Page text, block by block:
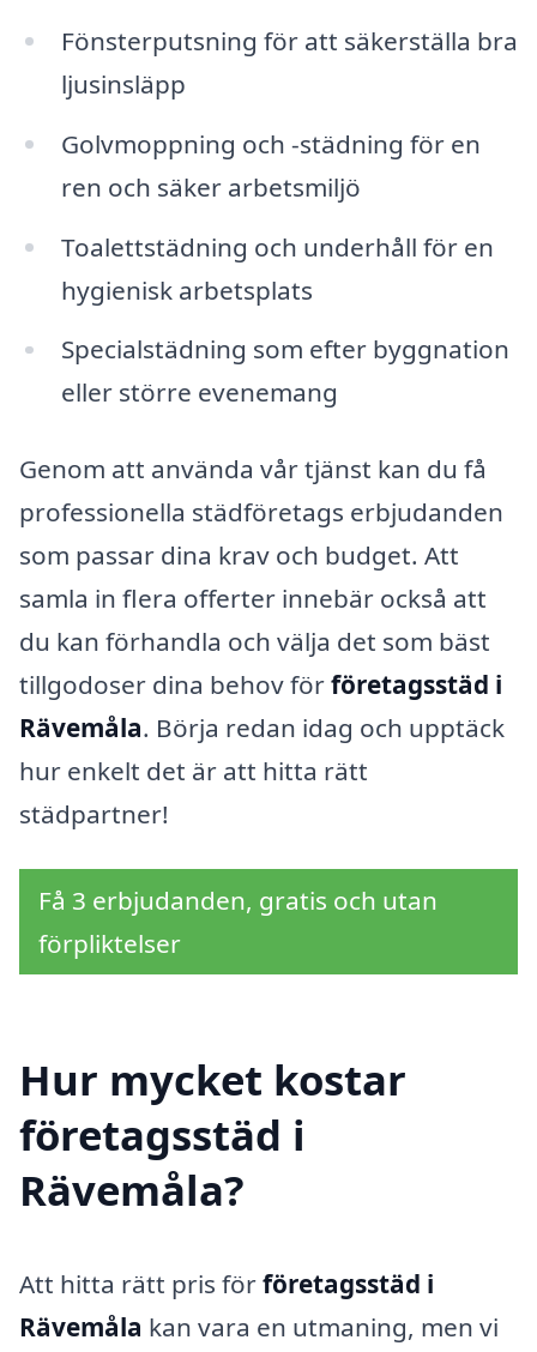
Fönsterputsning för att säkerställa bra
ljusinsläpp
Golvmoppning och -städning för en
ren och säker arbetsmiljö
Toalettstädning och underhåll för en
hygienisk arbetsplats
Specialstädning som efter byggnation
eller större evenemang
Genom att använda vår tjänst kan du få
professionella städföretags erbjudanden
som passar dina krav och budget. Att
samla in flera offerter innebär också att
du kan förhandla och välja det som bäst
tillgodoser dina behov förföretagsstäd i
Rävemåla. Börja redan idag och upptäck
hur enkelt det är att hitta rätt
städpartner!
Få 3 erbjudanden, gratis och utan
förpliktelser
Hur mycket kostar
företagsstäd i
Rävemåla?
Att hitta rätt pris förföretagsstäd i
Rävemåla kan vara en utmaning, men vi